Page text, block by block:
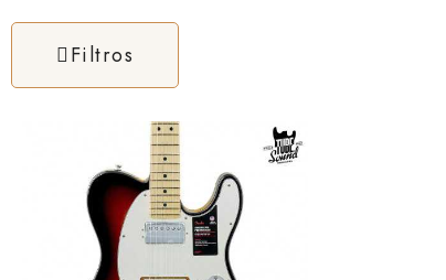
Filtros